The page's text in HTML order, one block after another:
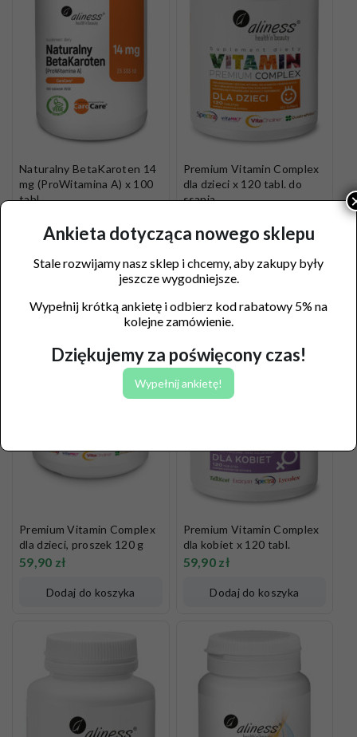
Naturalny BetaKaroten 14
mg (ProWitamina A) x 100
tabl.
Premium Vitamin Complex
dla dzieci x 120 tabl. do
ssania
Dodaj do koszyka
Premium Vitamin Complex
dla dzieci, proszek 120 g
59,90 zł
Dodaj do koszyka
Premium Vitamin Complex
dla kobiet x 120 tabl.
59,90 zł
Dodaj do koszyka
Ankieta dotycząca nowego sklepu
Stale rozwijamy nasz sklep i chcemy, aby zakupy były
jeszcze wygodniejsze.
Wypełnij krótką ankietę i odbierz kod rabatowy 5% na
kolejne zamówienie.
Dziękujemy za poświęcony czas!
Wypełnij ankietę!